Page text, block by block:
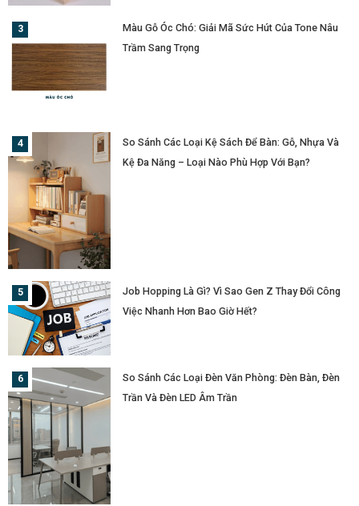
Màu Gỗ Óc Chó: Giải Mã Sức Hút Của Tone Nâu
Trầm Sang Trọng
So Sánh Các Loại Kệ Sách Để Bàn: Gỗ, Nhựa Và
Kệ Đa Năng – Loại Nào Phù Hợp Với Bạn?
Job Hopping Là Gì? Vì Sao Gen Z Thay Đổi Công
Việc Nhanh Hơn Bao Giờ Hết?
So Sánh Các Loại Đèn Văn Phòng: Đèn Bàn, Đèn
Trần Và Đèn LED Âm Trần